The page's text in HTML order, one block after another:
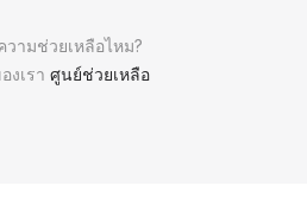
วามช่วยเหลือไหม?
งเรา ศูนย์ช่วยเหลือ